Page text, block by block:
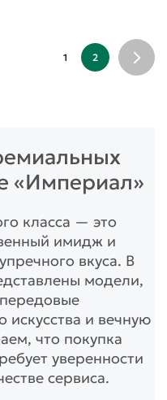
1 2
«Империал»
класса — это
имидж и
вкуса. В
модели,
искусства и вечную
что покупка
уверенности
сервиса.